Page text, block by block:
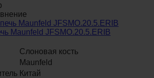
Maunfeld JFSMO.20.5.ERIB
Слоновая кость
Maunfeld
Китай